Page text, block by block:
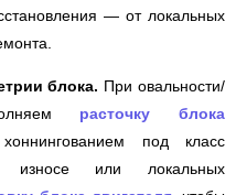
— от локальных
блока. При овальности/
расточку блока
под класс
износе или локальных